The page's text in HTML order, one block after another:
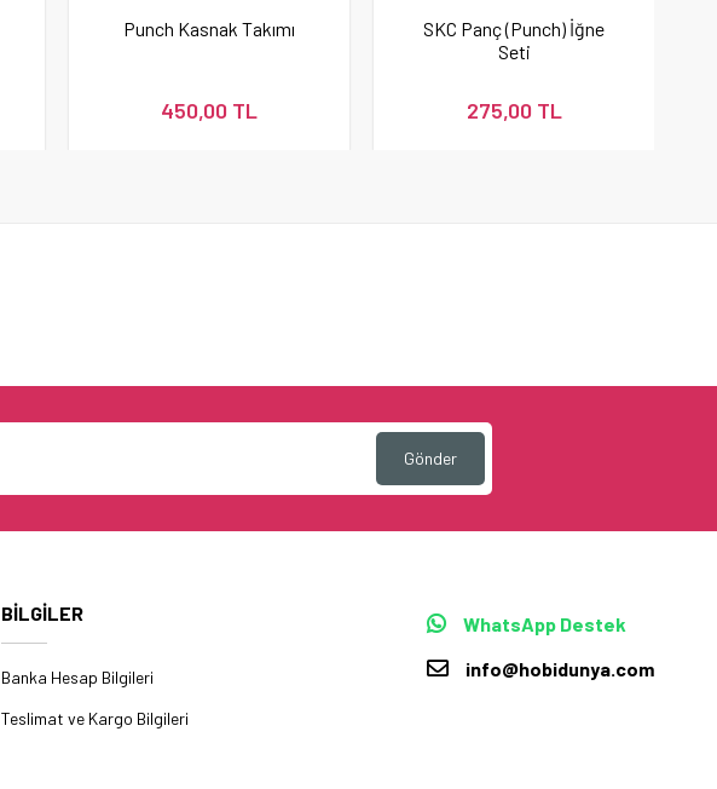
Punch Kasnak Takımı
450,00 TL
SKC Panç (Punch) İğne
Seti
275,00 TL
Gönder
BİLGİLER
Banka Hesap Bilgileri
Teslimat ve Kargo Bilgileri
WhatsApp Destek
info@hobidunya.com